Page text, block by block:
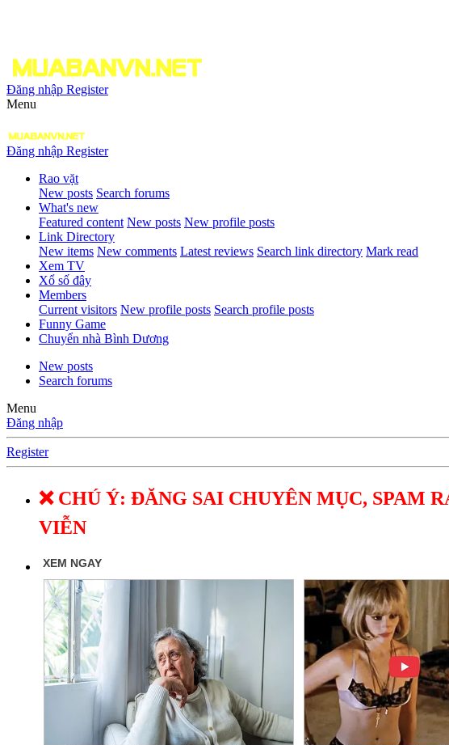
Đăng nhập Register
Menu
Đăng nhập Register
Rao vặt
New posts Search forums
What's new
Featured content New posts New profile posts
Link Directory
New items New comments Latest reviews Search link directory Mark read
Xem TV
Xổ số đây
Members
Current visitors New profile posts Search profile posts
Funny Game
Chuyển nhà Bình Dương
New posts
Search forums
Menu
Đăng nhập
Register
❌ CHÚ Ý: ĐĂNG SAI CHUYÊN MỤC, SPAM
VIỄN